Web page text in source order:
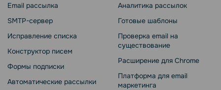
Email рассылка
SMTP-сервер
Исправление списка
Конструктор писем
Формы подписки
Автоматические рассылки
Аналитика рассылок
Готовые шаблоны
Проверка email на
существование
Расширение для Chrome
Платформа для email
маркетинга